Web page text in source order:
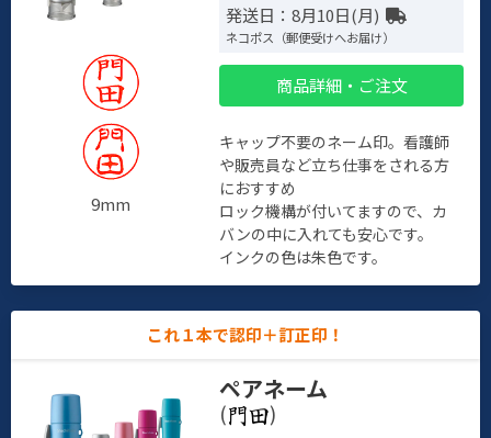
9mm
発送日：8月10日(月)
ネコポス（郵便受けへお届け）
商品詳細・ご注文
キャップ不要のネーム印。看護師
や販売員など立ち仕事をされる方
におすすめ
ロック機構が付いてますので、カ
バンの中に入れても安心です。
インクの色は朱色です。
これ１本で認印＋訂正印！
ペアネーム
(
)